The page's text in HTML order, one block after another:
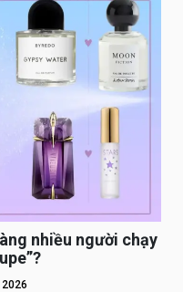
nhiều người chạy